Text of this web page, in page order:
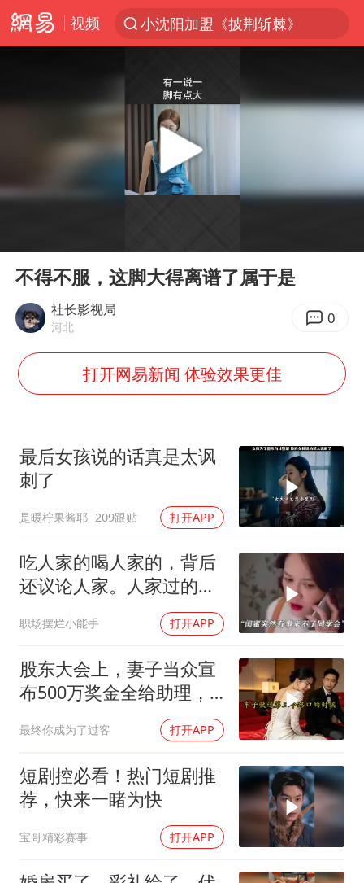
视频
小沈阳加盟《披荆斩棘》
台风“白海豚”登陆 各地各部门全力应对
人形机器人第一股
多地银行上调存款利率
上海地铁4条线路全线停运
白海豚路径图
NBA传奇教练老尼尔森去世
4.2平卫生间补漏注胶花1.55万
律师谈贾冰私人饭局被偷拍
男子结婚8年3个女儿都不是亲生
手机真会“偷听”我们说话吗
梅婷12岁女儿百花奖发言
加沙约14万栋建筑被完全摧毁
Play
不得不服，这脚大得离谱了属于是
社长影视局
河北 0
打开网易新闻 体验效果更佳
最后女孩说的话真是太讽
刺了
是暖柠果酱耶 209跟贴 打开APP
吃人家的喝人家的，背后
还议论人家。人家过的不
好又看不起，过好了呢又
嫉妒死
职场摆烂小能手 打开APP
股东大会上，妻子当众宣
布500万奖金全给助理，
我起身离去，她急忙拦住
我：老公，别走
最终你成为了过客 打开APP
短剧控必看！热门短剧推
荐，快来一睹为快
宝哥精彩赛事 打开APP